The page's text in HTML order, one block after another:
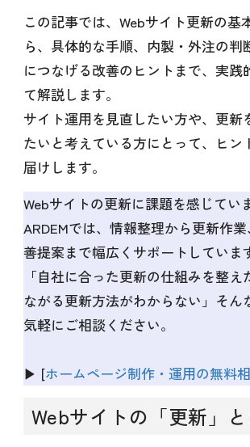
この記事では、Webサイト更新の基
ら、具体的な手順、内製・外注の判
につなげる改善のヒントまで、実践
て解説します。
サイト運用を見直したい方や、更新
たいと考えている方にとって、ヒン
届けします。
Webサイトの更新に課題を感じてい
ARDEMでは、情報整理から更新作
善提案まで幅広くサポートしていま
「自社に合った更新の仕組みを整
ながる更新方法がわからない」そん
気軽にご相談ください。
▶ [ホームページ制作・運用の無料
Webサイトの「更新」